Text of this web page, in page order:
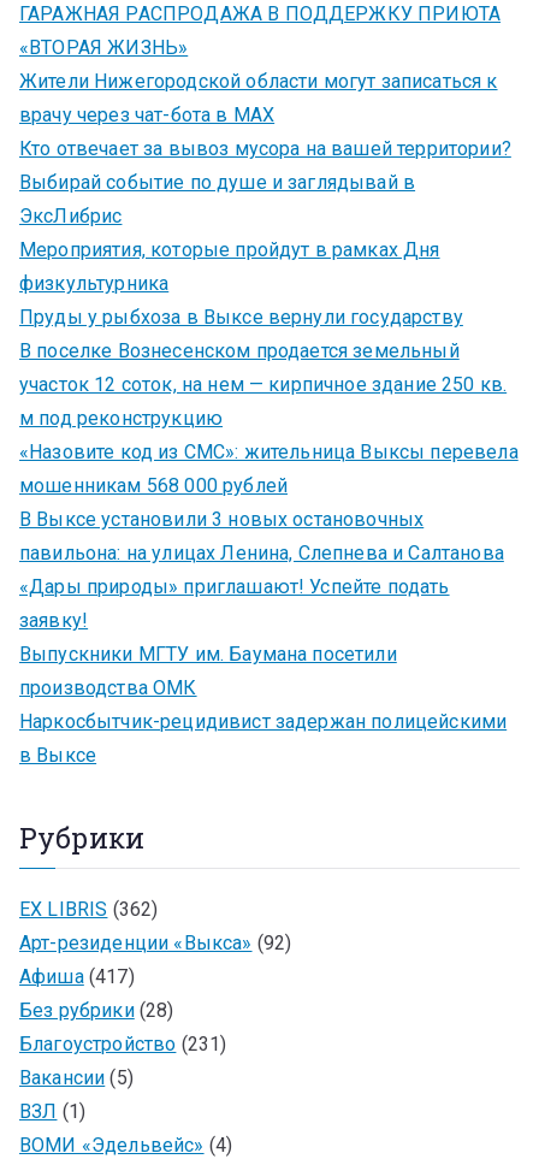
ГАРАЖНАЯ РАСПРОДАЖА В ПОДДЕРЖКУ ПРИЮТА
«ВТОРАЯ ЖИЗНЬ»
Жители Нижегородской области могут записаться к
врачу через чат-бота в MAX
Кто отвечает за вывоз мусора на вашей территории?
Выбирай событие по душе и заглядывай в
ЭксЛибрис
Мероприятия, которые пройдут в рамках Дня
физкультурника
Пруды у рыбхоза в Выксе вернули государству
В поселке Вознесенском продается земельный
участок 12 соток, на нем — кирпичное здание 250 кв.
м под реконструкцию
«Назовите код из СМС»: жительница Выксы перевела
мошенникам 568 000 рублей
В Выксе установили 3 новых остановочных
павильона: на улицах Ленина, Слепнева и Салтанова
«Дары природы» приглашают! Успейте подать
заявку!
Выпускники МГТУ им. Баумана посетили
производства ОМК
Наркосбытчик-рецидивист задержан полицейскими
в Выксе
Рубрики
EX LIBRIS (362)
Арт-резиденции «Выкса» (92)
Афиша(417)
Без рубрики(28)
Благоустройство (231)
Вакансии (5)
ВЗЛ (1)
ВОМИ «Эдельвейс» (4)